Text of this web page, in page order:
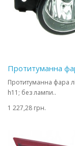
Протитуманна
Протитуманна фара
h11; без лампи..
1 227,28 грн.